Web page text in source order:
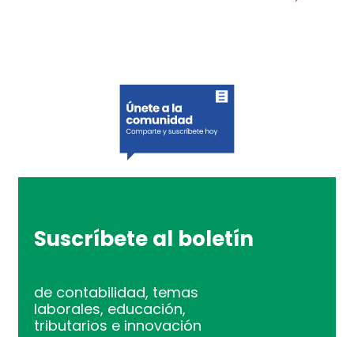
Suscríbete al boletín
de contabilidad, temas
laborales, educación,
tributarios e innovación